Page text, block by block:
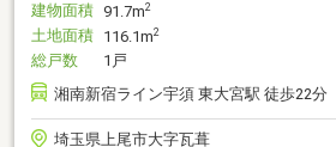
建物面積 91.7m2
土地面積 116.1m2
総戸数
1戸
湘南新宿ライン宇須 東大宮駅 徒歩22分
埼玉県上尾市大字瓦葺